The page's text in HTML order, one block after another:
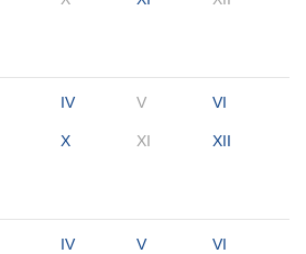
IV V VI
X XI XII
IV V VI